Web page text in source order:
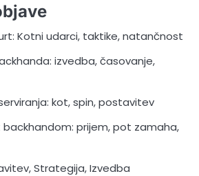
Kotni udarci, taktike, natančnost
izvedba, časovanje,
kot, spin, postavitev
backhandom: prijem, pot zamaha,
Strategija, Izvedba